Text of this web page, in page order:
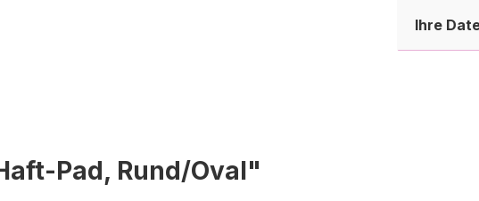
Ab 2000
Ihre
Pad, Rund/Oval"